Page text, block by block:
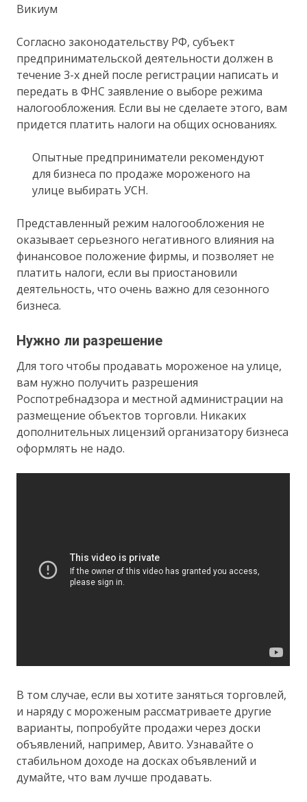
Викиум
Согласно законодательству РФ, субъект
предпринимательской деятельности должен в
течение 3-х дней после регистрации написать и
передать в ФНС заявление о выборе режима
налогообложения. Если вы не сделаете этого, вам
придется платить налоги на общих основаниях.
Опытные предприниматели рекомендуют
для бизнеса по продаже мороженого на
улице выбирать УСН.
Представленный режим налогообложения не
оказывает серьезного негативного влияния на
финансовое положение фирмы, и позволяет не
платить налоги, если вы приостановили
деятельность, что очень важно для сезонного
бизнеса.
Нужно ли разрешение
Для того чтобы продавать мороженое на улице,
вам нужно получить разрешения
Роспотребнадзора и местной администрации на
размещение объектов торговли. Никаких
дополнительных лицензий организатору бизнеса
оформлять не надо.
В том случае, если вы хотите заняться торговлей,
и наряду с мороженым рассматриваете другие
варианты, попробуйте продажи через доски
объявлений, например, Авито. Узнавайте о
стабильном доходе на досках объявлений и
думайте, что вам лучше продавать.